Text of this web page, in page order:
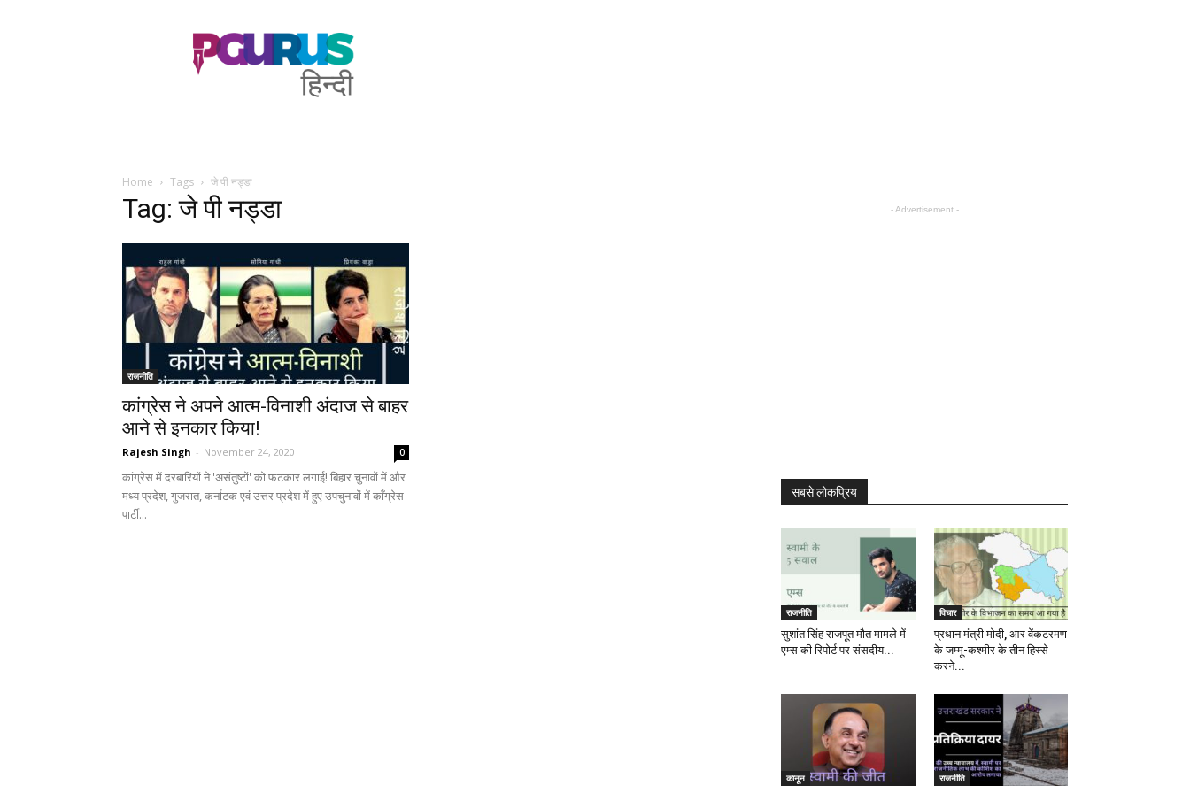
PGurus
Hindi
Home Tags जे पी नड्डा
Tag: जे पी नड्डा
राजनीति
कांग्रेस ने अपने आत्म-विनाशी अंदाज से बाहर
आने से इनकार किया!
Rajesh Singh - November 24, 2020 0
कांग्रेस में दरबारियों ने 'असंतुष्टों' को फटकार लगाई! बिहार चुनावों में और
मध्य प्रदेश, गुजरात, कर्नाटक एवं उत्तर प्रदेश में हुए उपचुनावों में काँग्रेस
पार्टी...
- Advertisement -
सबसे लोकप्रिय
राजनीति
सुशांत सिंह राजपूत मौत मामले में
एम्स की रिपोर्ट पर संसदीय...
विचार
प्रधान मंत्री मोदी, आर वेंकटरमण
के जम्मू-कश्मीर के तीन हिस्से
करने...
कानून राजनीति